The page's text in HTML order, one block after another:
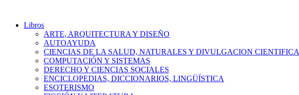
Libros
ARTE, ARQUITECTURA Y DISEÑO
AUTOAYUDA
CIENCIAS DE LA SALUD, NATURALES Y DIVULGACION CIENTIFICA
COMPUTACIÓN Y SISTEMAS
DERECHO Y CIENCIAS SOCIALES
ENCICLOPEDIAS, DICCIONARIOS, LINGÜÍSTICA
ESOTERISMO